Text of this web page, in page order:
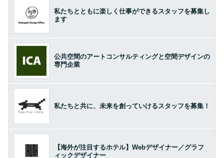
私たちとともに楽しく仕事ができるスタッフを募集し
ます
公共空間のアートコンサルティングと空間デザインの
専門企業
私たちと共に、未来を創っていけるスタッフを募集！
【海外が注目するホテル】Webデザイナー／グラフ
ィックデザイナー